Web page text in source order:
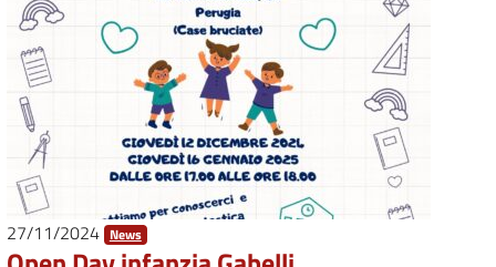
27/11/2024 News